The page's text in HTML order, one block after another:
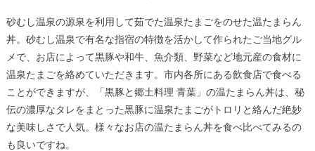
砂むし温泉の源泉を利用して茹でた温泉たまごをのせた温たまらん
丼。砂むし温泉で有名な指宿の特徴を活かして作られたご当地グル
メで、お店によって黒豚や和牛、魚介類、野菜など地元産の食材に
温泉たまごを絡めていただきます。市内各所にある飲食店で食べる
ことができますが、「黒豚と郷土料理 青葉」の温たまらん丼は、秘
伝の濃厚なタレをまとった黒豚に温泉たまごがトロリと絡んだ絶妙
な美味しさで人気。様々なお店の温たまらん丼を食べ比べてみるの
も良いですね。